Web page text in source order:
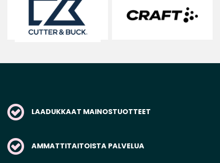
LAADUKKAAT MAINOSTUOTTEET
AMMATTITAITOISTA PALVELUA